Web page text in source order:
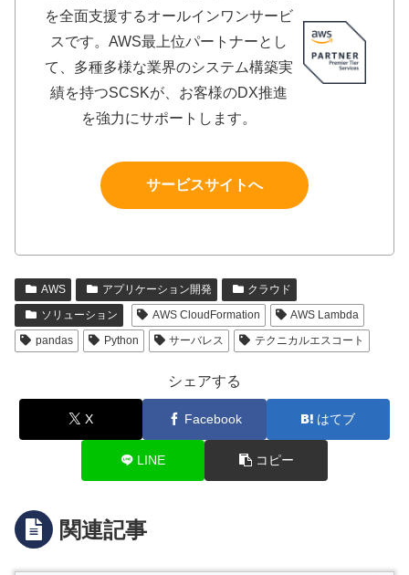
を全面支援するオールインワンサービ
スです。AWS最上位パートナーとし
て、多種多様な業界のシステム構築実
績を持つSCSKが、お客様のDX推進
を強力にサポートします。
サービスサイトへ
AWS アプリケーション開発
クラウド
ソリューション
AWS CloudFormation
AWS Lambda
pandas
Python サーバレス テクニカルエスコート
シェアする
X Facebook はてブ
LINE コピー
関連記事